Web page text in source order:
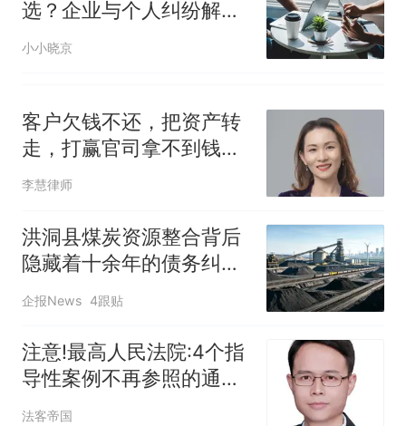
选？企业与个人纠纷解决
律师选择指南（2026最新
小小晓京
客户欠钱不还，把资产转
走，打赢官司拿不到钱怎
么办？|公司法研
李慧律师
洪洞县煤炭资源整合背后
隐藏着十余年的债务纠纷
企报News 4跟贴
注意!最高人民法院:4个指
导性案例不再参照的通知
(2026年8月最新)
法客帝国